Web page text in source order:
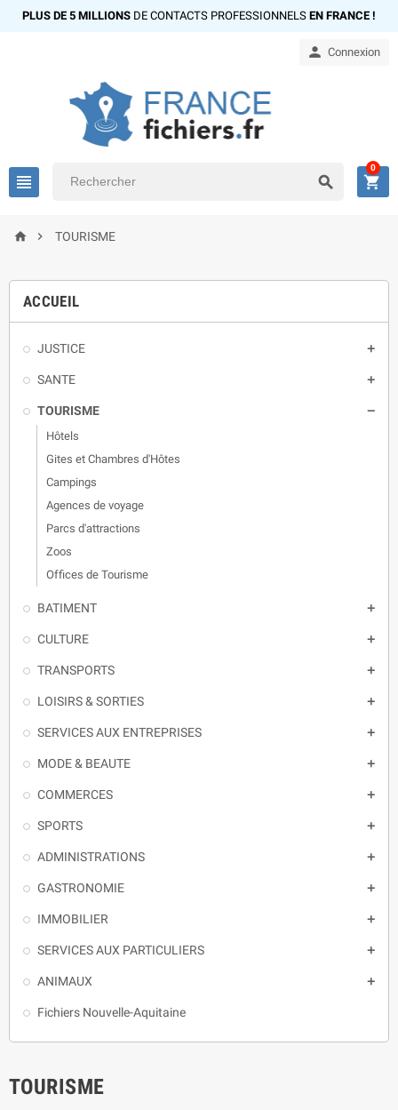
PLUS DE 5 MILLIONS DE CONTACTS PROFESSIONNELS EN FRANCE !
 Connexion
  
0
  TOURISME
ACCUEIL
JUSTICE 
SANTE 
TOURISME 
Hôtels
Gites et Chambres d'Hôtes
Campings
Agences de voyage
Parcs d'attractions
Zoos
Offices de Tourisme
BATIMENT 
CULTURE 
TRANSPORTS 
LOISIRS & SORTIES 
SERVICES AUX ENTREPRISES 
MODE & BEAUTE 
COMMERCES 
SPORTS 
ADMINISTRATIONS 
GASTRONOMIE 
IMMOBILIER 
SERVICES AUX PARTICULIERS 
ANIMAUX 
Fichiers Nouvelle-Aquitaine
TOURISME